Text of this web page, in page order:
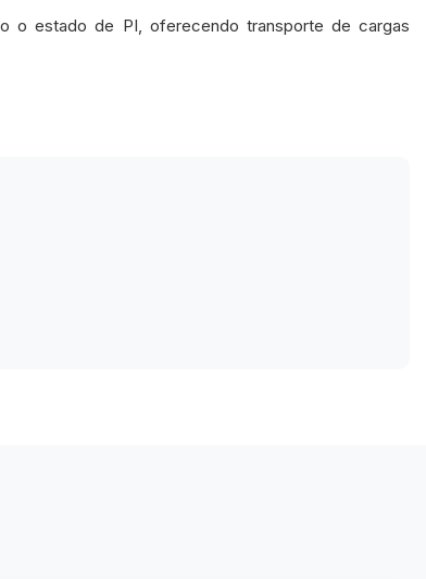
o estado de PI, oferecendo transporte de cargas